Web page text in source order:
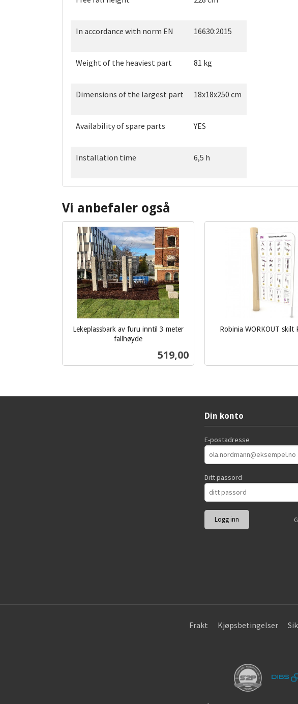
In accordance with norm EN 16630:2015
Weight of the heaviest part 81 kg
Dimensions of the largest part 18x18x250 cm
Availability of spare parts YES
Installation time 6,5 h
Vi anbefaler også
Lekeplassbark av furu inntil 3 meter
fallhøyde
Pris
519,00
Robinia WORKOUT skilt
Din konto
E-postadresse
Ditt passord
Frakt Kjøpsbetingelser